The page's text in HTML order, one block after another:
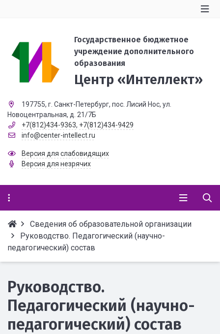
Государственное бюджетное
учреждение дополнительного
образования
Центр «Интеллект»
197755, г. Санкт-Петербург, пос. Лисий Нос, ул.
Новоцентральная, д. 21/7Б
+7(812)434-9363, +7(812)434-9429
info@center-intellect.ru
Версия для слабовидящих
Версия для незрячих
Сведения об образовательной организации
Руководство. Педагогический (научно-
педагогический) состав
Руководство.
Педагогический (научно-
педагогический) состав